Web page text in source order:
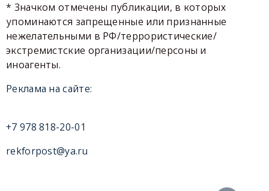
* Значком отмечены публикации, в которых
упоминаются запрещенные или признанные
нежелательными в РФ/террористические/
экстремистские организации/персоны и
иноагенты.
Реклама на сайте:
+7 978 818-20-01
rekforpost@ya.ru